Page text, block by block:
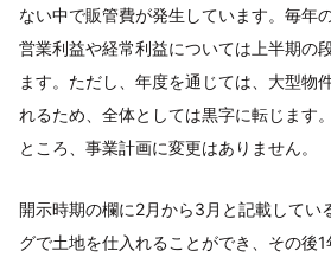
ない中で販管費が発生しています。毎年
営業利益や経常利益については上半期の
ます。ただし、年度を通じては、大型物
れるため、全体としては黒字に転じます
ところ、事業計画に変更はありません。
開示時期の欄に2月から3月と記載してい
グで土地を仕入れることができ、その後1